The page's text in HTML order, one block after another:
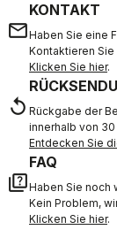
email
KONTAKT
Haben Sie eine
Kontaktieren
Klicken Sie hier.
replay Rückgabe der
innerhalb von
Entdecken Sie
quiz
FAQ
Haben Sie noch
Kein Problem,
Klicken Sie hier.